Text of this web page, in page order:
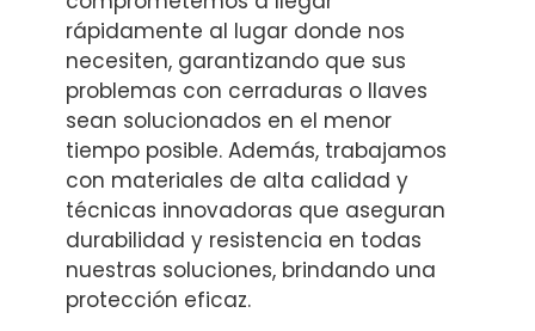
rápidamente al lugar donde nos
necesiten, garantizando que sus
problemas con cerraduras o llaves
sean solucionados en el menor
tiempo posible. Además, trabajamos
con materiales de alta calidad y
técnicas innovadoras que aseguran
durabilidad y resistencia en todas
nuestras soluciones, brindando una
protección eficaz.